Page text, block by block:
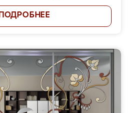
ПОДРОБНЕЕ